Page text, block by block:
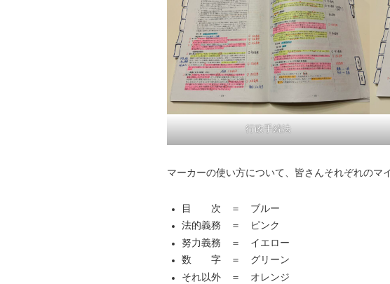
行政手続法
マーカーの使い方について、皆さんそれぞれのマ
目 次 ＝ ブルー
法的義務 ＝ ピンク
努力義務 ＝ イエロー
数 字 ＝ グリーン
それ以外 ＝ オレンジ